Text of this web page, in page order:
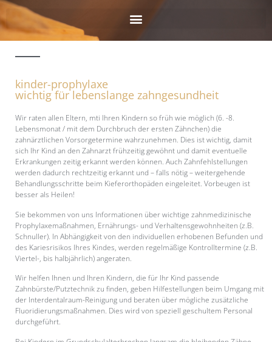
kinder-prophylaxe
wichtig für lebenslange zahngesundheit
Wir raten allen Eltern, mti Ihren Kindern so früh wie möglich (6. -8.
Lebensmonat / mit dem Durchbruch der ersten Zähnchen) die
zahnärztlichen Vorsorgetermine wahrzunehmen. Dies ist wichtig, damit
sich Ihr Kind an den Zahnarzt frühzeitig gewöhnt und damit eventuelle
Erkrankungen zeitig erkannt werden können. Auch Zahnfehlstellungen
werden dadurch rechtzeitig erkannt und – falls nötig – weitergehende
Behandlungsschritte beim Kieferorthopäden eingeleitet. Vorbeugen ist
besser als Heilen!
Sie bekommen von uns Informationen über wichtige zahnmedizinische
Prophylaxemaßnahmen, Ernährungs- und Verhaltensgewohnheiten (z.B.
Schnuller). In Abhängigkeit von den individuellen erhobenen Befunden und
des Kariesrisikos Ihres Kindes, werden regelmäßige Kontrolltermine (z.B.
Viertel-, bis halbjährlich) angeraten.
Wir helfen Ihnen und Ihren Kindern, die für Ihr Kind passende
Zahnbürste/Putztechnik zu finden, geben Hilfestellungen beim Umgang mit
der Interdentalraum-Reinigung und beraten über mögliche zusätzliche
Fluoridierungsmaßnahmen. Dies wird von speziell geschultem Personal
durchgeführt.